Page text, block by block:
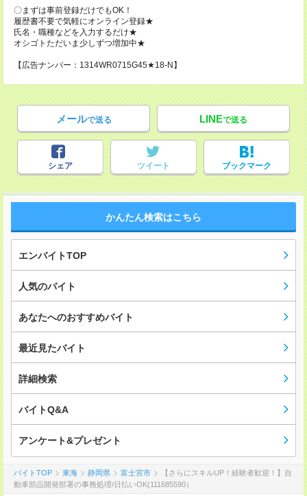
〇まずは事前登録だけでもOK！
履歴書不要で気軽にオンライン登録★
氏名・職種などを入力するだけ★
オシゴトただいま少しずつ増加中★
【広告ナンバー：1314WR0715G45★18-N】
メールで送る LINEで送る
シェア ツイート ブックマーク
かんたん検索はこちら
エンバイトTOP
人気のバイト
あなたへのおすすめバイト
最近見たバイト
詳細検索
バイトQ&A
アンケート&プレゼント
バイトTOP 東海 静岡県 富士宮市
【さらにスキルUP！経験者歓迎！】自
動車部品開発部署の事務処理/日払いOK(111685590）